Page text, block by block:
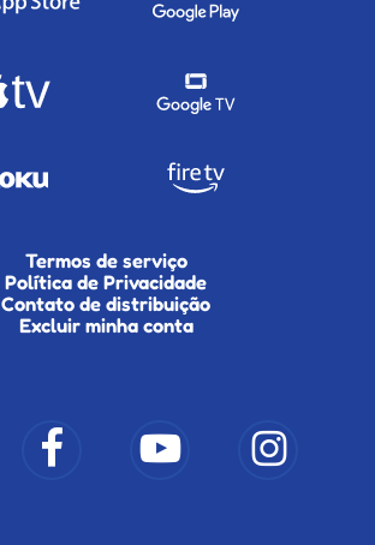
Termos de serviço
Política de Privacidade
Contato de distribuição
Excluir minha conta
facebook youtube instagram